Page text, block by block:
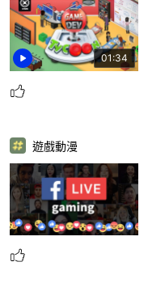
01:34
遊戲動漫